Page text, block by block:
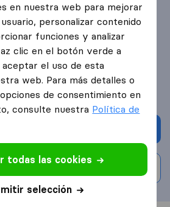
Hugo
basado en 243
y Google
i
Hugo con otrasempresas de
una valoración
en nuestra web para mejorar
personalizar contenido
funciones y analizar
clic en el botón verde a
el uso de esta
web. Para más detalles o
de consentimiento en
consulte nuestra Política de
todas las cookies
selección